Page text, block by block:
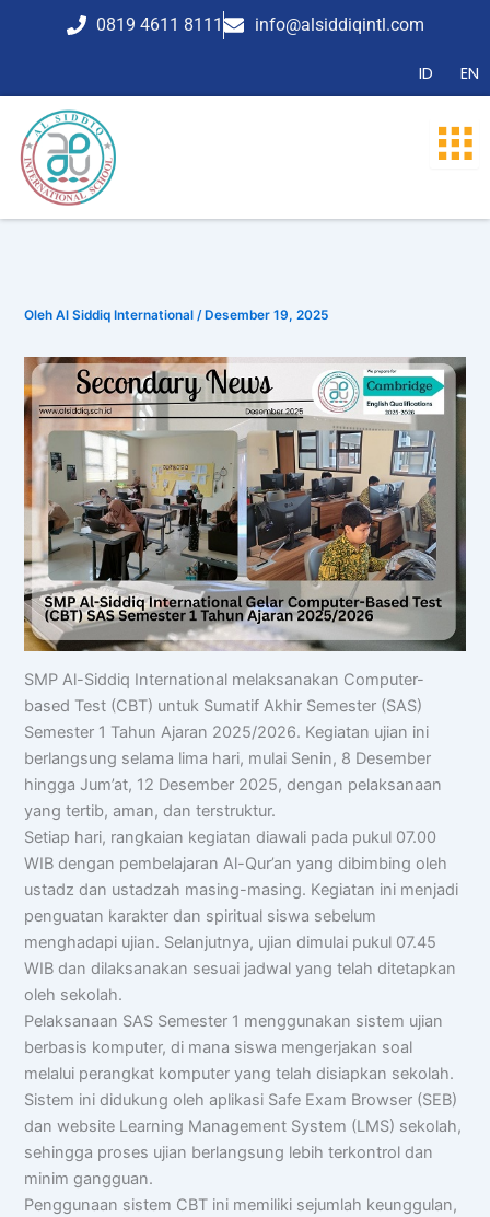
0819 4611 8111 info@alsiddiqintl.com
ID EN
OlehAl Siddiq International/Desember 19, 2025
SMP Al-Siddiq International melaksanakan Computer-
based Test (CBT) untuk Sumatif Akhir Semester (SAS)
Semester 1 Tahun Ajaran 2025/2026. Kegiatan ujian ini
berlangsung selama lima hari, mulai Senin, 8 Desember
hingga Jum’at, 12 Desember 2025, dengan pelaksanaan
yang tertib, aman, dan terstruktur.
Setiap hari, rangkaian kegiatan diawali pada pukul 07.00
WIB dengan pembelajaran Al-Qur’an yang dibimbing oleh
ustadz dan ustadzah masing-masing. Kegiatan ini menjadi
penguatan karakter dan spiritual siswa sebelum
menghadapi ujian. Selanjutnya, ujian dimulai pukul 07.45
WIB dan dilaksanakan sesuai jadwal yang telah ditetapkan
oleh sekolah.
Pelaksanaan SAS Semester 1 menggunakan sistem ujian
berbasis komputer, di mana siswa mengerjakan soal
melalui perangkat komputer yang telah disiapkan sekolah.
Sistem ini didukung oleh aplikasi Safe Exam Browser (SEB)
dan website Learning Management System (LMS) sekolah,
sehingga proses ujian berlangsung lebih terkontrol dan
minim gangguan.
Penggunaan sistem CBT ini memiliki sejumlah keunggulan,